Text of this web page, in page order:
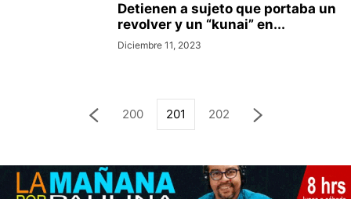
Detienen a sujeto que portaba un
revolver y un “kunai” en...
Diciembre 11, 2023
200 201 202